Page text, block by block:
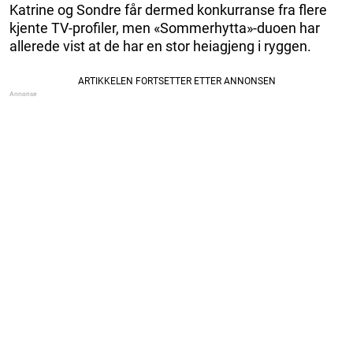
Katrine og Sondre får dermed konkurranse fra flere
kjente TV-profiler, men «Sommerhytta»-duoen har
allerede vist at de har en stor heiagjeng i ryggen.